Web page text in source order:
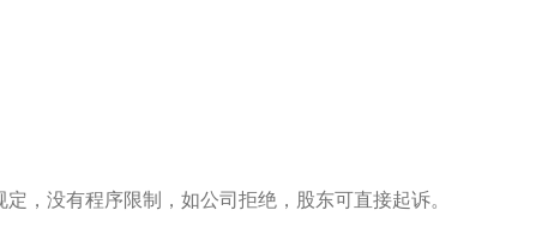
，没有程序限制，如公司拒绝，股东可直接起诉。